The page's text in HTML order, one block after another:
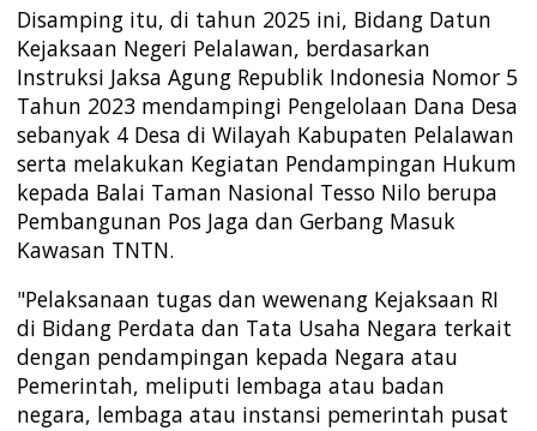
Disamping itu, di tahun 2025 ini, Bidang Datun
Kejaksaan Negeri Pelalawan, berdasarkan
Instruksi Jaksa Agung Republik Indonesia Nomor 5
Tahun 2023 mendampingi Pengelolaan Dana Desa
sebanyak 4 Desa di Wilayah Kabupaten Pelalawan
serta melakukan Kegiatan Pendampingan Hukum
kepada Balai Taman Nasional Tesso Nilo berupa
Pembangunan Pos Jaga dan Gerbang Masuk
Kawasan TNTN.
"Pelaksanaan tugas dan wewenang Kejaksaan RI
di Bidang Perdata dan Tata Usaha Negara terkait
dengan pendampingan kepada Negara atau
Pemerintah, meliputi lembaga atau badan
negara, lembaga atau instansi pemerintah pusat